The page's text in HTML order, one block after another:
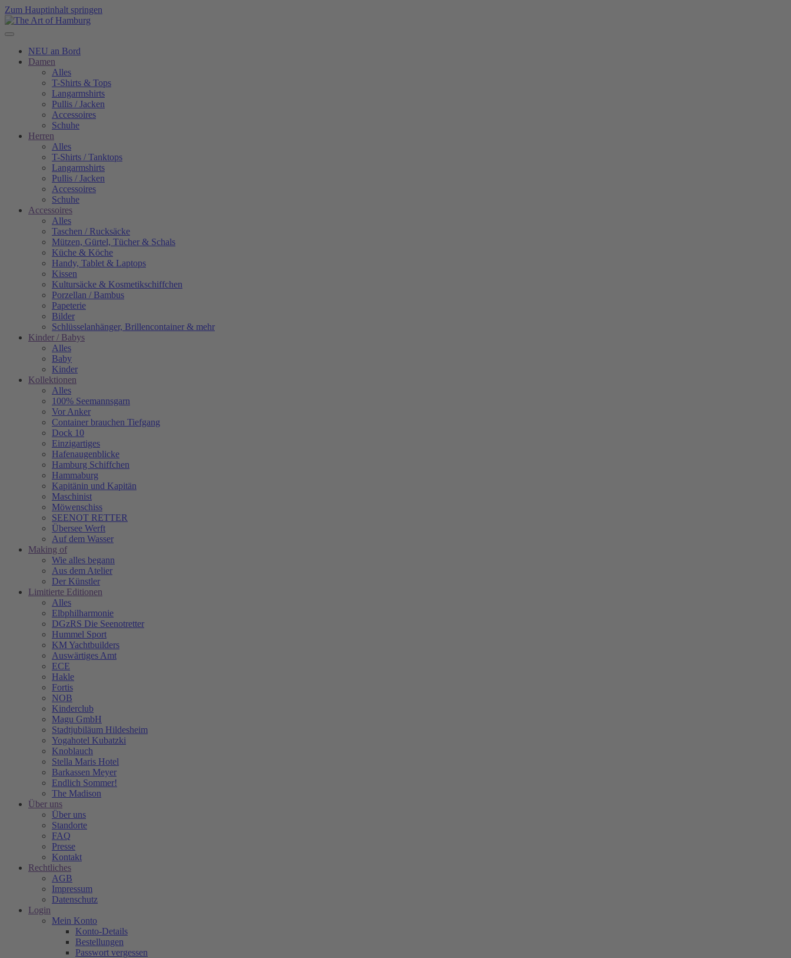
Zum Hauptinhalt springen
NEU an Bord
Damen
Alles
T-Shirts & Tops
Langarmshirts
Pullis / Jacken
Accessoires
Schuhe
Herren
Alles
T-Shirts / Tanktops
Langarmshirts
Pullis / Jacken
Accessoires
Schuhe
Accessoires
Alles
Taschen / Rucksäcke
Mützen, Gürtel, Tücher & Schals
Küche & Köche
Handy, Tablet & Laptops
Kissen
Kultursäcke & Kosmetikschiffchen
Porzellan / Bambus
Papeterie
Bilder
Schlüsselanhänger, Brillencontainer & mehr
Kinder / Babys
Alles
Baby
Kinder
Kollektionen
Alles
100% Seemannsgarn
Vor Anker
Container brauchen Tiefgang
Dock 10
Einzigartiges
Hafenaugen­blicke
Hamburg Schiffchen
Hammaburg
Kapitänin und Kapitän
Maschinist
Möwenschiss
SEENOT RETTER
Übersee Werft
Auf dem Wasser
Making of
Wie alles begann
Aus dem Atelier
Der Künstler
Limitierte Editionen
Alles
Elbphilharmonie
DGzRS Die Seenotretter
Hummel Sport
KM Yachtbuilders
Auswärtiges Amt
ECE
Hakle
Fortis
NOB
Kinderclub
Magu GmbH
Stadtjubiläum Hildesheim
Yogahotel Kubatzki
Knoblauch
Stella Maris Hotel
Barkassen Meyer
Endlich Sommer!
The Madison
Über uns
Über uns
Standorte
FAQ
Presse
Kontakt
Rechtliches
AGB
Impressum
Datenschutz
Login
Mein Konto
Konto-Details
Bestellungen
Passwort vergessen